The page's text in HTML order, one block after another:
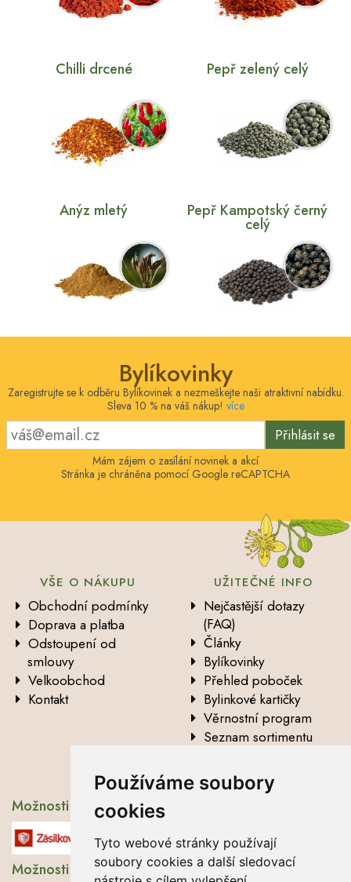
Používáme soubory
cookies
Tyto webové stránky používají
soubory cookies a další sledovací
Chilli drcené Pepř zelený celý
Anýz mletý Pepř Kampotský černý
celý
Bylíkovinky
Zaregistrujte se k odběru Bylíkovinek a nezmeškejte naši atraktivní nabídku.
Sleva 10 % na váš nákup! více
Přihlásit se
Mám zájem o zasílání novinek a akcí
Stránka je chráněna pomocí Google reCAPTCHA
VŠE O NÁKUPU
Obchodní podmínky
Doprava a platba
Odstoupení od
smlouvy
Velkoobchod
Kontakt
UŽITEČNÉ INFO
Nejčastější dotazy
(FAQ)
Články
Bylíkovinky
Přehled poboček
Bylinkové kartičky
Věrnostní program
Seznam sortimentu
údajů
Možnosti dopravy
Možnosti platby